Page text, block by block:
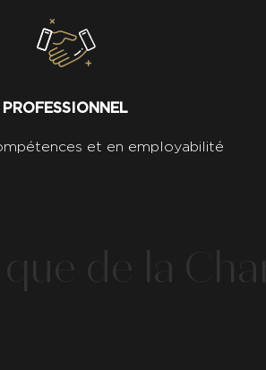
PROFESSIONNEL
et en employabilité